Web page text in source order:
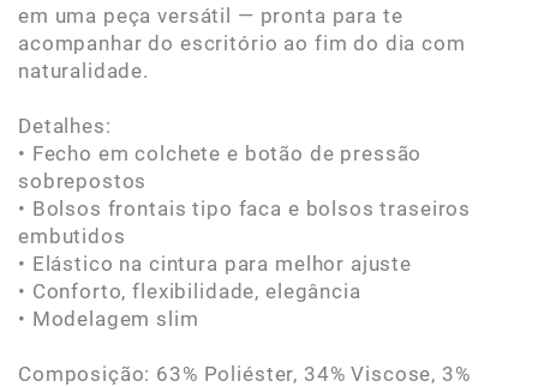
em uma peça versátil — pronta para te
acompanhar do escritório ao fim do dia com
naturalidade.
Detalhes:
• Fecho em colchete e botão de pressão
sobrepostos
• Bolsos frontais tipo faca e bolsos traseiros
embutidos
• Elástico na cintura para melhor ajuste
• Conforto, flexibilidade, elegância
• Modelagem slim
Composição: 63% Poliéster, 34% Viscose, 3%